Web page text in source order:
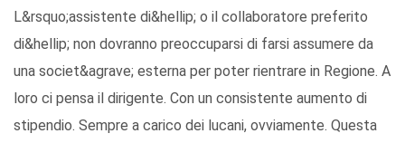
L&rsquo;assistente di&hellip; o il collaboratore preferito
di&hellip; non dovranno preoccuparsi di farsi assumere da
una societ&agrave; esterna per poter rientrare in Regione. A
loro ci pensa il dirigente. Con un consistente aumento di
stipendio. Sempre a carico dei lucani, ovviamente. Questa